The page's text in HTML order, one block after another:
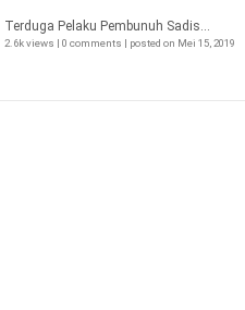
Terduga Pelaku Pembunuh Sadis...
2.6k views | 0 comments | posted on Mei 15, 2019